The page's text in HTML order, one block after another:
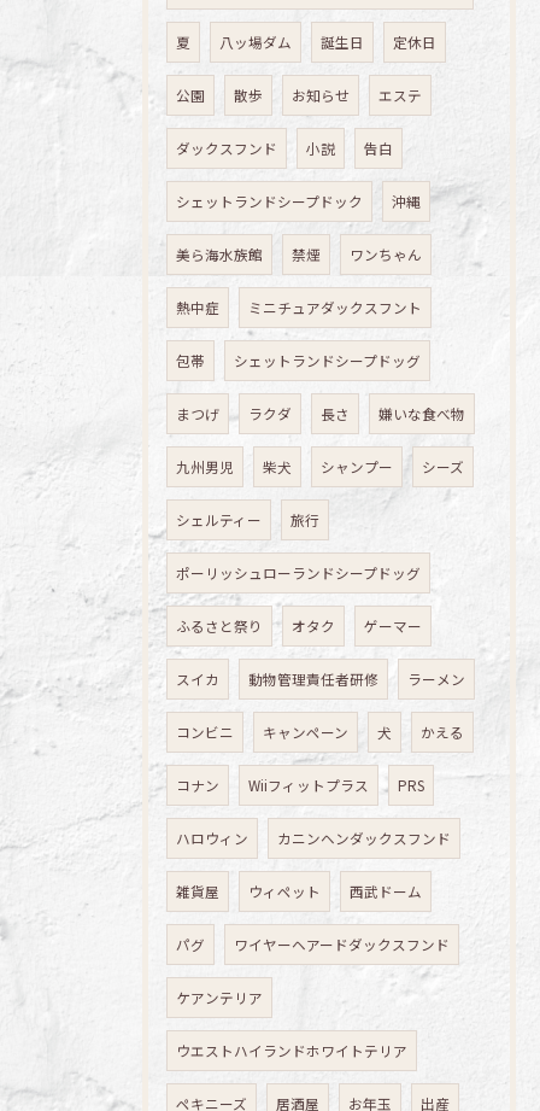
夏 八ッ場ダム 誕生日 定休日
公園 散歩 お知らせ エステ
ダックスフンド 小説 告白
シェットランドシープドック 沖縄
美ら海水族館 禁煙 ワンちゃん
熱中症 ミニチュアダックスフント
包帯 シェットランドシープドッグ
まつげ ラクダ 長さ 嫌いな食べ物
九州男児 柴犬 シャンプー シーズ
シェルティー 旅行
ポーリッシュローランドシープドッグ
ふるさと祭り オタク ゲーマー
スイカ 動物管理責任者研修 ラーメン
コンビニ キャンペーン 犬 かえる
コナン Wiiフィットプラス PRS
ハロウィン カニンヘンダックスフンド
雑貨屋 ウィペット 西武ドーム
パグ ワイヤーヘアードダックスフンド
ケアンテリア
ウエストハイランドホワイトテリア
ペキニーズ 居酒屋 お年玉 出産